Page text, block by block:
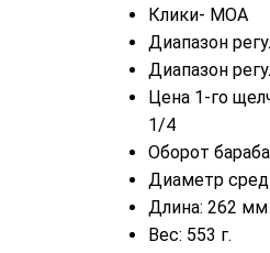
Клики- МОА
Диапазон
Диапазон
Цена 1-го
1/4
Оборот
Диаметр
Длина: 262 мм
Вес: 553 г.